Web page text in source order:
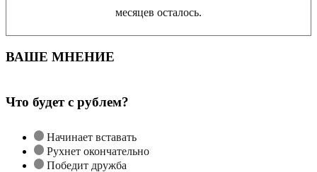
месяцев осталось.
ВАШЕ МНЕНИЕ
Что будет с рублем?
Начинает вставать
Рухнет окончательно
Победит дружба